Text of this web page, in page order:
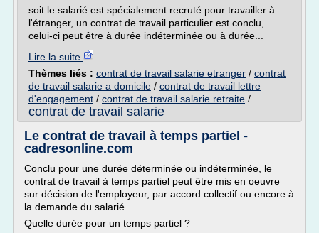
soit le salarié est spécialement recruté pour travailler à
l'étranger, un contrat de travail particulier est conclu,
celui-ci peut être à durée indéterminée ou à durée...
Lire la suite
Thèmes liés : contrat de travail salarie etranger / contrat
de travail salarie a domicile / contrat de travail lettre
d'engagement / contrat de travail salarie retraite /
contrat de travail salarie
Le contrat de travail à temps partiel -
cadresonline.com
Conclu pour une durée déterminée ou indéterminée, le
contrat de travail à temps partiel peut être mis en oeuvre
sur décision de l'employeur, par accord collectif ou encore à
la demande du salarié.
Quelle durée pour un temps partiel ?